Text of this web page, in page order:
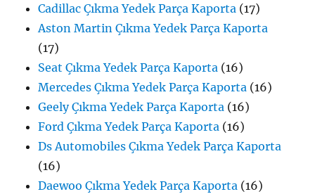
Cadillac Çıkma Yedek Parça Kaporta (17)
Aston Martin Çıkma Yedek Parça Kaporta
(17)
Seat Çıkma Yedek Parça Kaporta (16)
Mercedes Çıkma Yedek Parça Kaporta (16)
Geely Çıkma Yedek Parça Kaporta (16)
Ford Çıkma Yedek Parça Kaporta (16)
Ds Automobiles Çıkma Yedek Parça Kaporta
(16)
Daewoo Çıkma Yedek Parça Kaporta (16)